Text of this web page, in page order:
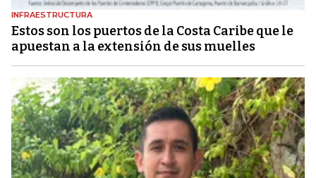
INFRAESTRUCTURA
Estos son los puertos de la Costa Caribe que le
apuestan a la extensión de sus muelles